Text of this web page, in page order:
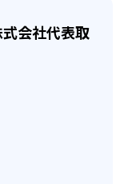
軽に相談可能
会社代表取